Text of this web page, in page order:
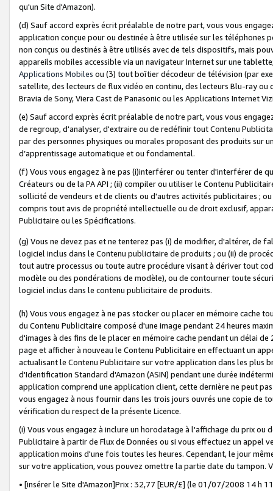
qu'un Site d'Amazon).
(d) Sauf accord exprès écrit préalable de notre part, vous vous
application conçue pour ou destinée à être utilisée sur les téléphones
non conçus ou destinés à être utilisés avec de tels dispositifs, mais
appareils mobiles accessible via un navigateur Internet sur une
Applications Mobiles ou (3) tout boîtier décodeur de télévision (par
satellite, des lecteurs de flux vidéo en continu, des lecteurs Blu-ray
Bravia de Sony, Viera Cast de Panasonic ou les Applications Internet
(e) Sauf accord exprès écrit préalable de notre part, vous vous
de regroup, d'analyser, d'extraire ou de redéfinir tout Contenu
par des personnes physiques ou morales proposant des produits sur
d’apprentissage automatique et ou fondamental.
(f) Vous vous engagez à ne pas (i)interférer ou tenter d'interférer de
Créateurs ou de la PA API ; (ii) compiler ou utiliser le Contenu
sollicité de vendeurs et de clients ou d'autres activités publicitaires ;
compris tout avis de propriété intellectuelle ou de droit exclusif,
Publicitaire ou les Spécifications.
(g) Vous ne devez pas et ne tenterez pas (i) de modifier, d'altérer, de
logiciel inclus dans le Contenu publicitaire de produits ; ou (ii) de
tout autre processus ou toute autre procédure visant à dériver tout
modèle ou des pondérations de modèle), ou de contourner toute
logiciel inclus dans le contenu publicitaire de produits.
(h) Vous vous engagez à ne pas stocker ou placer en mémoire cache
du Contenu Publicitaire composé d'une image pendant 24 heures
d'images à des fins de le placer en mémoire cache pendant un délai
page et afficher à nouveau le Contenu Publicitaire en effectuant un
actualisant le Contenu Publicitaire sur votre application dans les plus
d'Identification Standard d'Amazon (ASIN) pendant une durée
application comprend une application client, cette dernière ne peut
vous engagez à nous fournir dans les trois jours ouvrés une copie de
vérification du respect de la présente Licence.
(i) Vous vous engagez à inclure un horodatage à l'affichage du prix
Publicitaire à partir de Flux de Données ou si vous effectuez un appel
application moins d'une fois toutes les heures. Cependant, le jour
sur votre application, vous pouvez omettre la partie date du tampon.
• [insérer le Site d'Amazon]Prix : 32,77 [EUR/£] (le 01/07/2008 14 h